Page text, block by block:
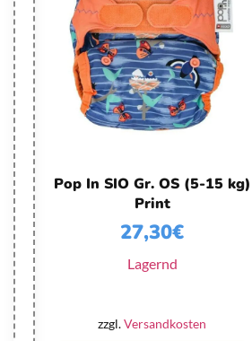
Pop In SIO Gr. OS (5-15 kg)
Print
27,30€
Lagernd
zzgl.Versandkosten